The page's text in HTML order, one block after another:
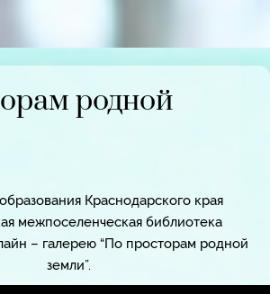
родной
Краснодарского края
межпоселенческая библиотека
– галерею “По просторам родной
земли”.